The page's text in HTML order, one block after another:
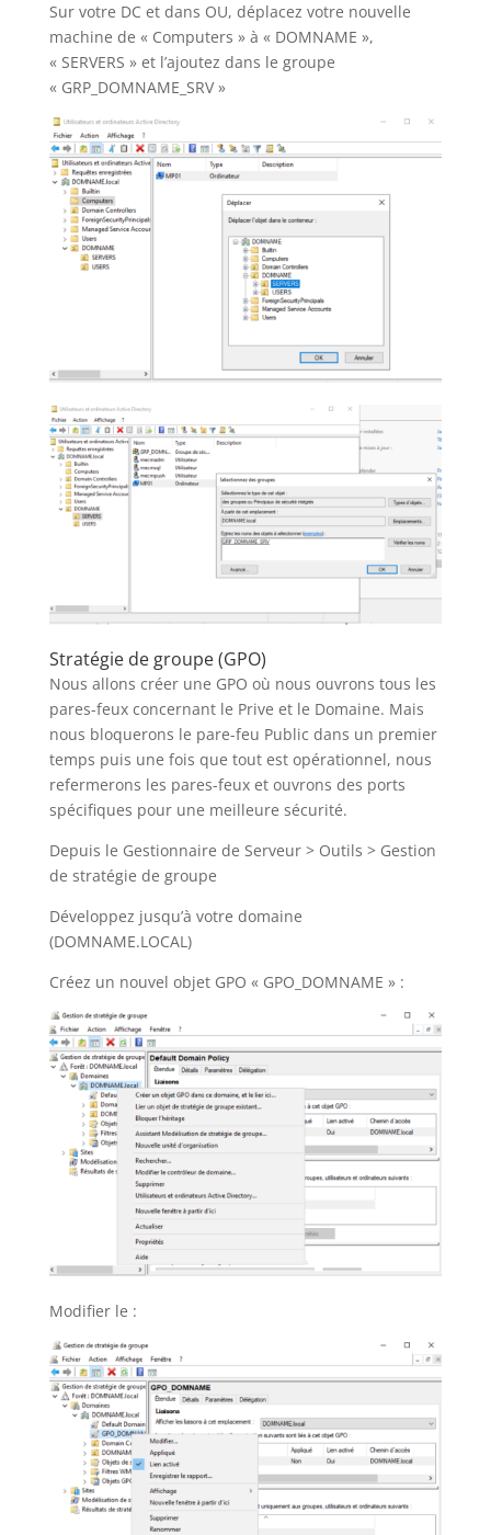
Sur votre DC et dans OU, déplacez votre nouvelle
machine de « Computers » à « DOMNAME »,
« SERVERS » et l’ajoutez dans le groupe
« GRP_DOMNAME_SRV »
Stratégie de groupe (GPO)
Nous allons créer une GPO où nous ouvrons tous les
pares-feux concernant le Prive et le Domaine. Mais
nous bloquerons le pare-feu Public dans un premier
temps puis une fois que tout est opérationnel, nous
refermerons les pares-feux et ouvrons des ports
spécifiques pour une meilleure sécurité.
Depuis le Gestionnaire de Serveur > Outils > Gestion
de stratégie de groupe
Développez jusqu’à votre domaine
(DOMNAME.LOCAL)
Créez un nouvel objet GPO « GPO_DOMNAME » :
Modifier le :